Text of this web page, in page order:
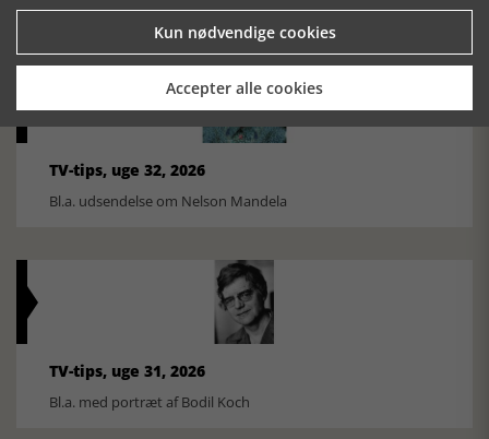
TV-tips, uge 32, 2026
Bl.a. udsendelse om Nelson Mandela
TV-tips, uge 31, 2026
Bl.a. med portræt af Bodil Koch
Kun nødvendige cookies
Accepter alle cookies